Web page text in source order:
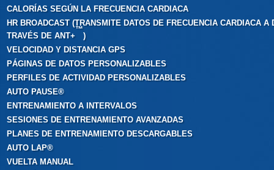
CALORÍAS SEGÚN LA FRECUENCIA CARDIACA
HR BROADCAST (TRANSMITE DATOS DE FRECUENCIA CARDIACA
TRAVÉS DE ANT+
™
)
VELOCIDAD Y DISTANCIA GPS
PÁGINAS DE DATOS PERSONALIZABLES
PERFILES DE ACTIVIDAD PERSONALIZABLES
AUTO PAUSE®
ENTRENAMIENTO A INTERVALOS
SESIONES DE ENTRENAMIENTO AVANZADAS
PLANES DE ENTRENAMIENTO DESCARGABLES
AUTO LAP®
VUELTA MANUAL